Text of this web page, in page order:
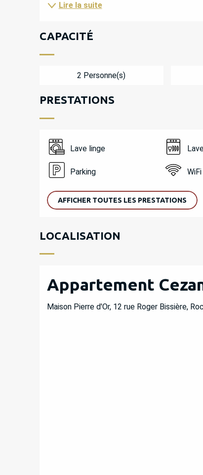
Lire la suite
CAPACITÉ
2 Personne(s)
PRESTATIONS
Lave linge
Parking WiFi
AFFICHER TOUTES LES PRESTATIONS
LOCALISATION
Appartement
Maison Pierre d'Or, 12 rue Roger Bissière,